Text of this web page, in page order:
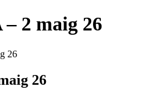
2 maig 26
26
26